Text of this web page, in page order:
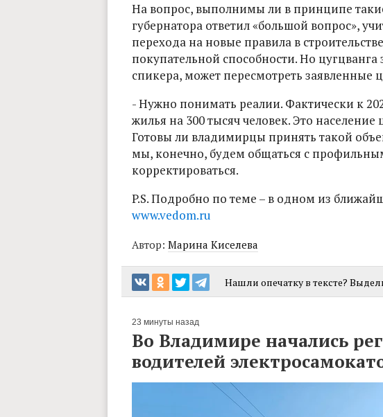
На вопрос, выполнимы ли в принципе
губернатора ответил «большой вопрос»,
перехода на новые правила в
покупательной способности. Но
спикера, может пересмотреть заявленные
- Нужно понимать реалии. Фактически к
жилья на 300 тысяч человек. Это
Готовы ли владимирцы принять такой
мы, конечно, будем общаться с
корректироваться.
P.S. Подробно по теме – в одном из
www.vedom.ru
Автор: Марина Киселева
Нашли опечатку в тексте?
23 минуты назад
Во Владимире начались
водителей